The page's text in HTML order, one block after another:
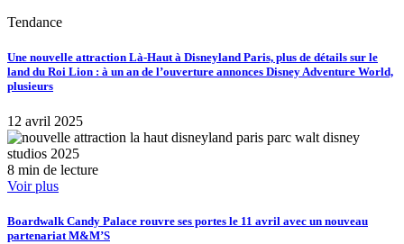
Tendance
Une nouvelle attraction Là-Haut à Disneyland Paris, plus de détails sur le
land du Roi Lion : à un an de l’ouverture annonces Disney Adventure World,
plusieurs
12 avril 2025
8 min de lecture
Voir plus
Boardwalk Candy Palace rouvre ses portes le 11 avril avec un nouveau
partenariat M&M’S